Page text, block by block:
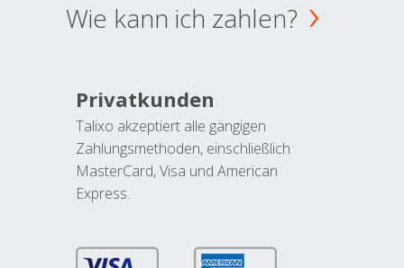
Wie kann ich zahlen?
Privatkunden
Talixo akzeptiert alle gängigen
Zahlungsmethoden, einschließlich
MasterCard, Visa und American
Express.